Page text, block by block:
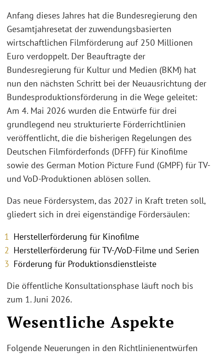
Anfang dieses Jahres hat die Bundesregierung den
Gesamtjahresetat der zuwendungsbasierten
wirtschaftlichen Filmförderung auf 250 Millionen
Euro verdoppelt. Der Beauftragte der
Bundesregierung für Kultur und Medien (BKM) hat
nun den nächsten Schritt bei der Neuausrichtung der
Bundesproduktionsförderung in die Wege geleitet:
Am 4. Mai 2026 wurden die Entwürfe für drei
grundlegend neu strukturierte Förderrichtlinien
veröffentlicht, die die bisherigen Regelungen des
Deutschen Filmförderfonds (DFFF) für Kinofilme
sowie des German Motion Picture Fund (GMPF) für TV-
und VoD-Produktionen ablösen sollen.
Das neue Fördersystem, das 2027 in Kraft treten soll,
gliedert sich in drei eigenständige Fördersäulen:
Herstellerförderung für Kinofilme
Herstellerförderung für TV-/VoD-Filme und Serien
Förderung für Produktionsdienstleiste
Die öffentliche Konsultationsphase läuft noch bis
zum 1. Juni 2026.
Wesentliche Aspekte
Folgende Neuerungen in den Richtlinienentwürfen